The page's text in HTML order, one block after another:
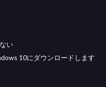
い
10にダウンロードします